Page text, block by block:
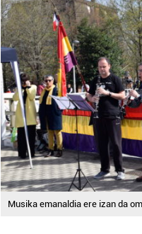
Musika emanaldia ere izan da